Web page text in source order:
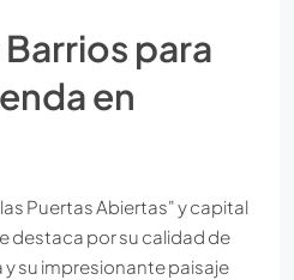
para
en
Puertas Abiertas" y capital
destaca por su calidad de
su impresionante paisaje